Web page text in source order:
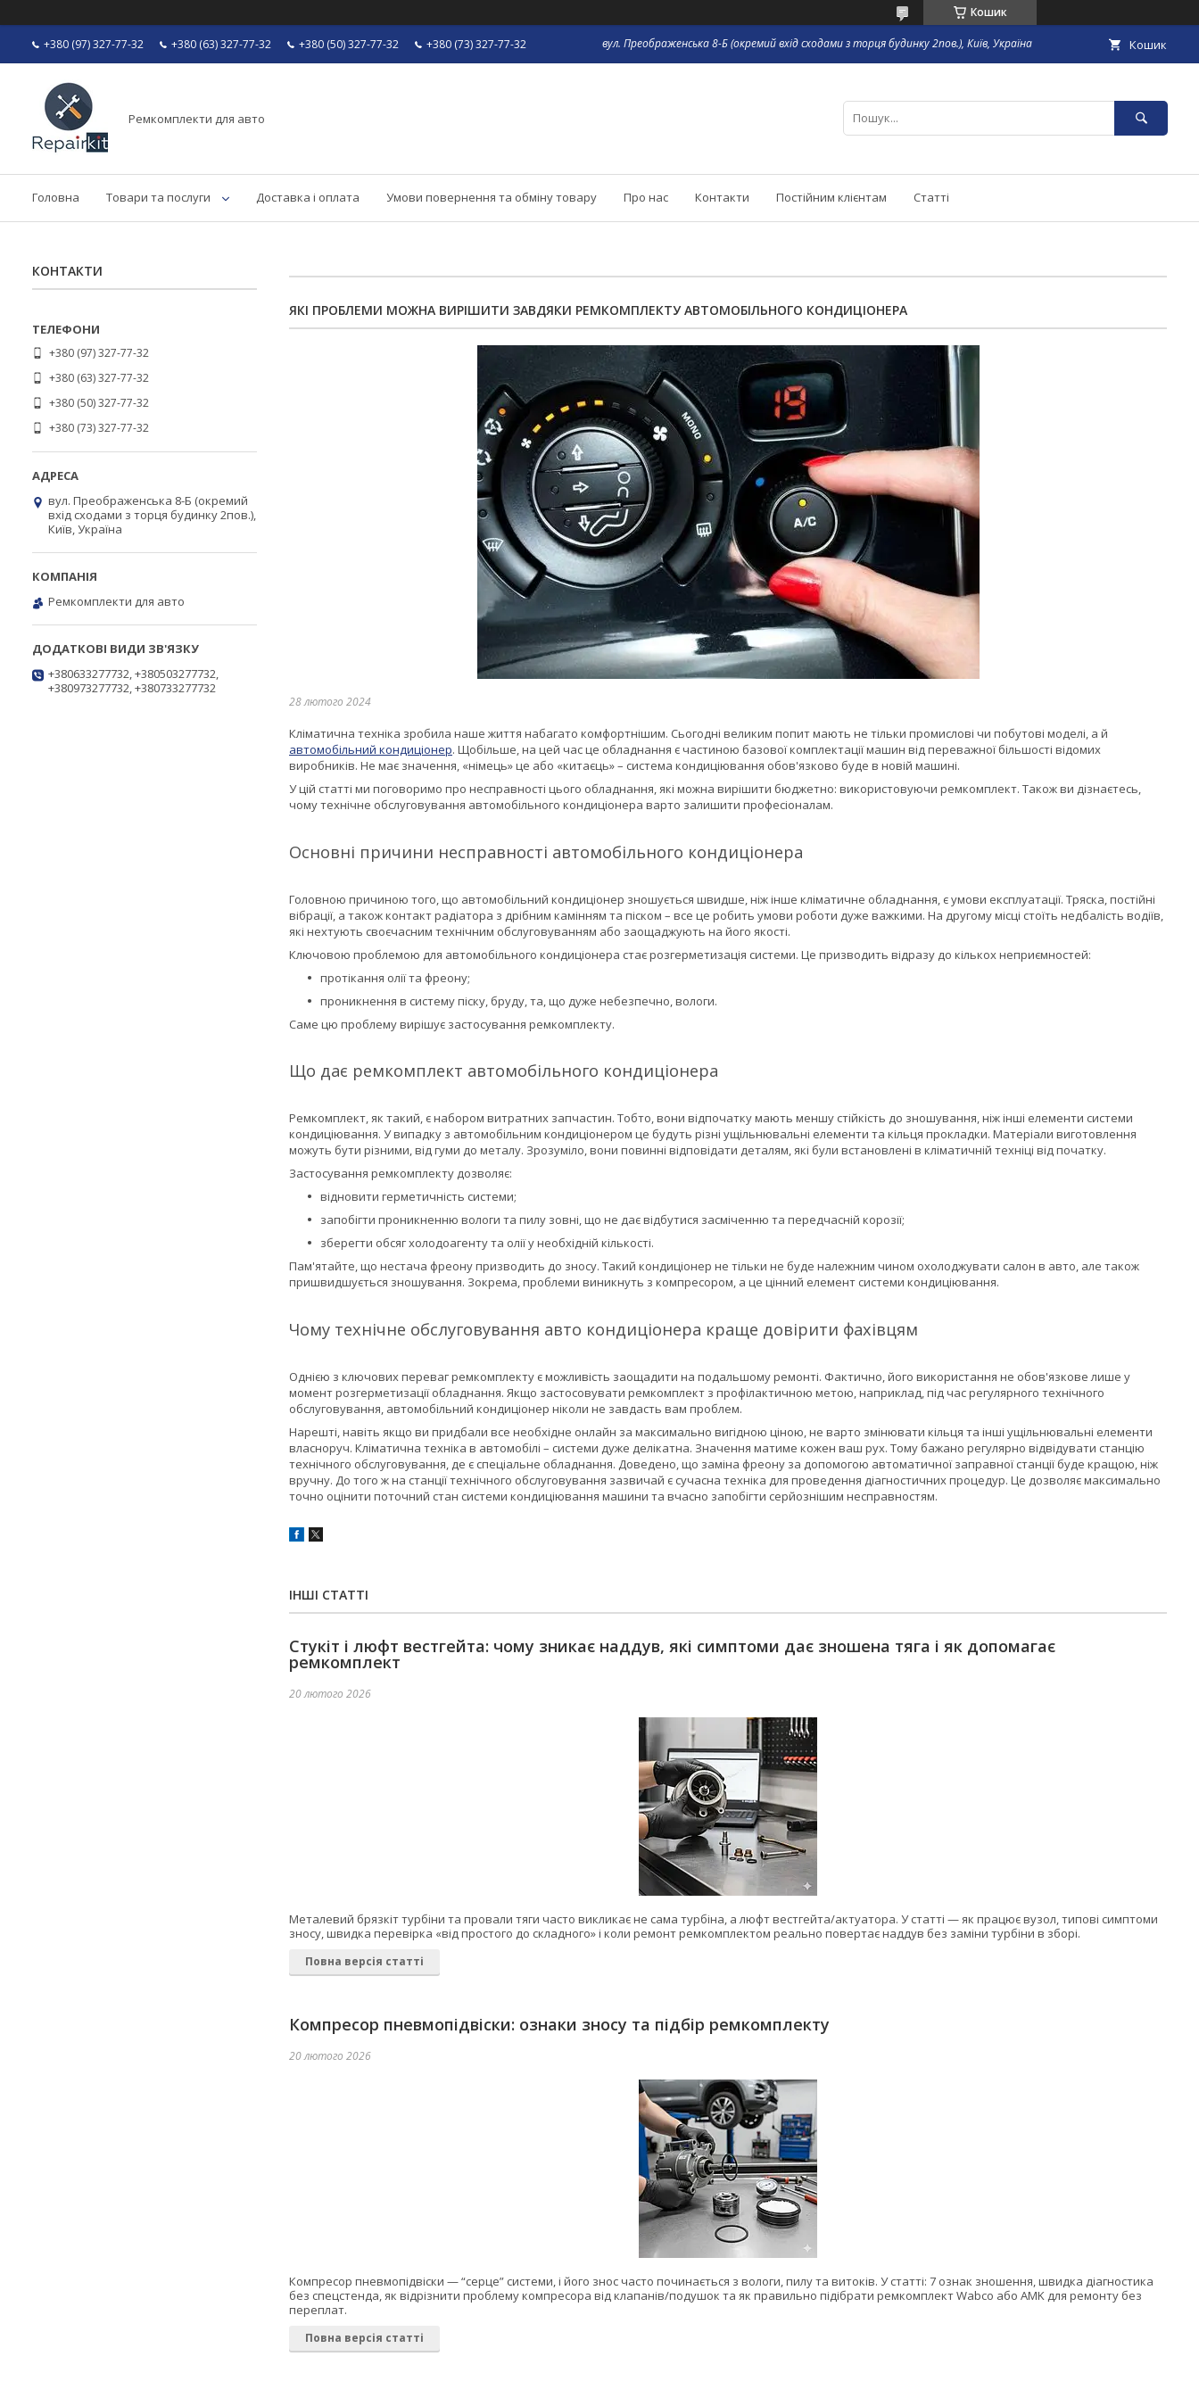
Кошик
+380 (97) 327-77-32 +380 (63) 327-77-32 +380 (50) 327-77-32 +380 (73) 327-77-32 вул. Преображенська 8-Б (окремий вхід сходами з торця будинку 2пов.), Київ, Україна Кошик
Ремкомплекти для авто
Головна Товари та послуги Доставка і оплата Умови повернення та обміну товару Про нас Контакти Постійним клієнтам Статті
ЯКІ ПРОБЛЕМИ МОЖНА ВИРІШИТИ ЗАВДЯКИ РЕМКОМПЛЕКТУ АВТОМОБІЛЬНОГО КОНДИЦІОНЕРА
28 лютого 2024
Кліматична техніка зробила наше життя набагато комфортнішим. Сьогодні великим попит мають не тільки промислові чи побутові моделі, а й
автомобільний кондиціонер. Щобільше, на цей час це обладнання є частиною базової комплектації машин від переважної більшості відомих
виробників. Не має значення, «німець» це або «китаєць» – система кондиціювання обов'язково буде в новій машині.
У цій статті ми поговоримо про несправності цього обладнання, які можна вирішити бюджетно: використовуючи ремкомплект. Також ви дізнаєтесь,
чому технічне обслуговування автомобільного кондиціонера варто залишити професіоналам.
Основні причини несправності автомобільного кондиціонера
Головною причиною того, що автомобільний кондиціонер зношується швидше, ніж інше кліматичне обладнання, є умови експлуатації. Тряска, постійні
вібрації, а також контакт радіатора з дрібним камінням та піском – все це робить умови роботи дуже важкими. На другому місці стоїть недбалість водіїв,
які нехтують своєчасним технічним обслуговуванням або заощаджують на його якості.
Ключовою проблемою для автомобільного кондиціонера стає розгерметизація системи. Це призводить відразу до кількох неприємностей:
протікання олії та фреону;
проникнення в систему піску, бруду, та, що дуже небезпечно, вологи.
Саме цю проблему вирішує застосування ремкомплекту.
Що дає ремкомплект автомобільного кондиціонера
Ремкомплект, як такий, є набором витратних запчастин. Тобто, вони відпочатку мають меншу стійкість до зношування, ніж інші елементи системи
кондиціювання. У випадку з автомобільним кондиціонером це будуть різні ущільнювальні елементи та кільця прокладки. Матеріали виготовлення
можуть бути різними, від гуми до металу. Зрозуміло, вони повинні відповідати деталям, які були встановлені в кліматичній техніці від початку.
Застосування ремкомплекту дозволяє:
відновити герметичність системи;
запобігти проникненню вологи та пилу зовні, що не дає відбутися засміченню та передчасній корозії;
зберегти обсяг холодоагенту та олії у необхідній кількості.
Пам'ятайте, що нестача фреону призводить до зносу. Такий кондиціонер не тільки не буде належним чином охолоджувати салон в авто, але також
пришвидшується зношування. Зокрема, проблеми виникнуть з компресором, а це цінний елемент системи кондиціювання.
Чому технічне обслуговування авто кондиціонера краще довірити фахівцям
Однією з ключових переваг ремкомплекту є можливість заощадити на подальшому ремонті. Фактично, його використання не обов'язкове лише у
момент розгерметизації обладнання. Якщо застосовувати ремкомплект з профілактичною метою, наприклад, під час регулярного технічного
обслуговування, автомобільний кондиціонер ніколи не завдасть вам проблем.
Нарешті, навіть якщо ви придбали все необхідне онлайн за максимально вигідною ціною, не варто змінювати кільця та інші ущільнювальні елементи
власноруч. Кліматична техніка в автомобілі – системи дуже делікатна. Значення матиме кожен ваш рух. Тому бажано регулярно відвідувати станцію
технічного обслуговування, де є спеціальне обладнання. Доведено, що заміна фреону за допомогою автоматичної заправної станції буде кращою, ніж
вручну. До того ж на станції технічного обслуговування зазвичай є сучасна техніка для проведення діагностичних процедур. Це дозволяє максимально
точно оцінити поточний стан системи кондиціювання машини та вчасно запобігти серйознішим несправностям.
ІНШІ СТАТТІ
Стукіт і люфт вестгейта: чому зникає наддув, які симптоми дає зношена тяга і як допомагає
ремкомплект
20 лютого 2026
Металевий брязкіт турбіни та провали тяги часто викликає не сама турбіна, а люфт вестгейта/актуатора. У статті — як працює вузол, типові симптоми
зносу, швидка перевірка «від простого до складного» і коли ремонт ремкомплектом реально повертає наддув без заміни турбіни в зборі.
Повна версія статті
Компресор пневмопідвіски: ознаки зносу та підбір ремкомплекту
20 лютого 2026
Компресор пневмопідвіски — “серце” системи, і його знос часто починається з вологи, пилу та витоків. У статті: 7 ознак зношення, швидка діагностика
без спецстенда, як відрізнити проблему компресора від клапанів/подушок та як правильно підібрати ремкомплект Wabco або AMK для ремонту без
переплат.
Повна версія статті
КОНТАКТИ
+380 (97) 327-77-32
+380 (63) 327-77-32
+380 (50) 327-77-32
+380 (73) 327-77-32
вул. Преображенська 8-Б (окремий
вхід сходами з торця будинку 2пов.),
Київ, Україна
Ремкомплекти для авто
+380633277732, +380503277732,
+380973277732, +380733277732